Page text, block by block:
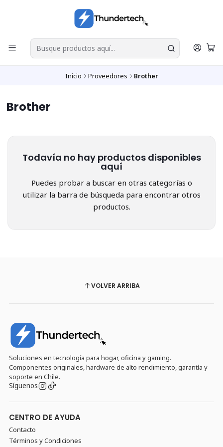
Inicio Proveedores Brother
Brother
Todavía no hay productos disponibles
aquí
Puedes probar a buscar en otras categorías o
utilizar la barra de búsqueda para encontrar otros
productos.
VOLVER ARRIBA
Soluciones en tecnología para hogar, oficina y gaming.
Componentes originales, hardware de alto rendimiento, garantía y
soporte en Chile.
Síguenos
CENTRO DE AYUDA
Contacto
Términos y Condiciones